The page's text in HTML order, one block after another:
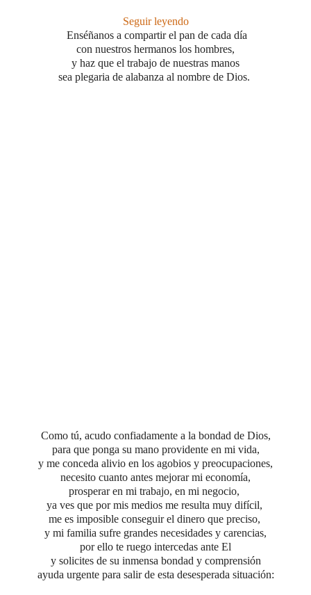
Seguir leyendo
Enséñanos a compartir el pan de cada día
con nuestros hermanos los hombres,
y haz que el trabajo de nuestras manos
sea plegaria de alabanza al nombre de Dios.
Como tú, acudo confiadamente a la bondad de Dios,
para que ponga su mano providente en mi vida,
y me conceda alivio en los agobios y preocupaciones,
necesito cuanto antes mejorar mi economía,
prosperar en mi trabajo, en mi negocio,
ya ves que por mis medios me resulta muy difícil,
me es imposible conseguir el dinero que preciso,
y mi familia sufre grandes necesidades y carencias,
por ello te ruego intercedas ante El
y solicites de su inmensa bondad y comprensión
ayuda urgente para salir de esta desesperada situación: